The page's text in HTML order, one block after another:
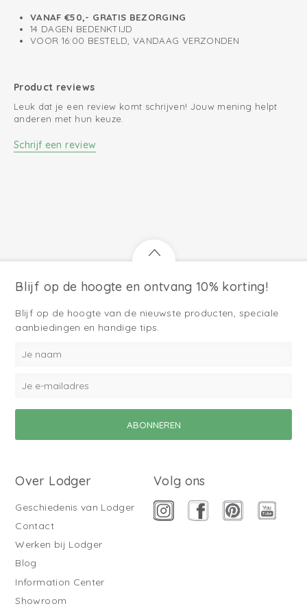
VANAF €50,- GRATIS BEZORGING
14 DAGEN BEDENKTIJD
VOOR 16:00 BESTELD, VANDAAG VERZONDEN
Product reviews
Leuk dat je een review komt schrijven! Jouw mening helpt
anderen met hun keuze.
Schrijf een review
Blijf op de hoogte en ontvang 10% korting!
Blijf op de hoogte van de nieuwste producten, speciale
aanbiedingen en handige tips.
Over Lodger
Geschiedenis van Lodger
Contact
Werken bij Lodger
Blog
Information Center
Showroom
Volg ons